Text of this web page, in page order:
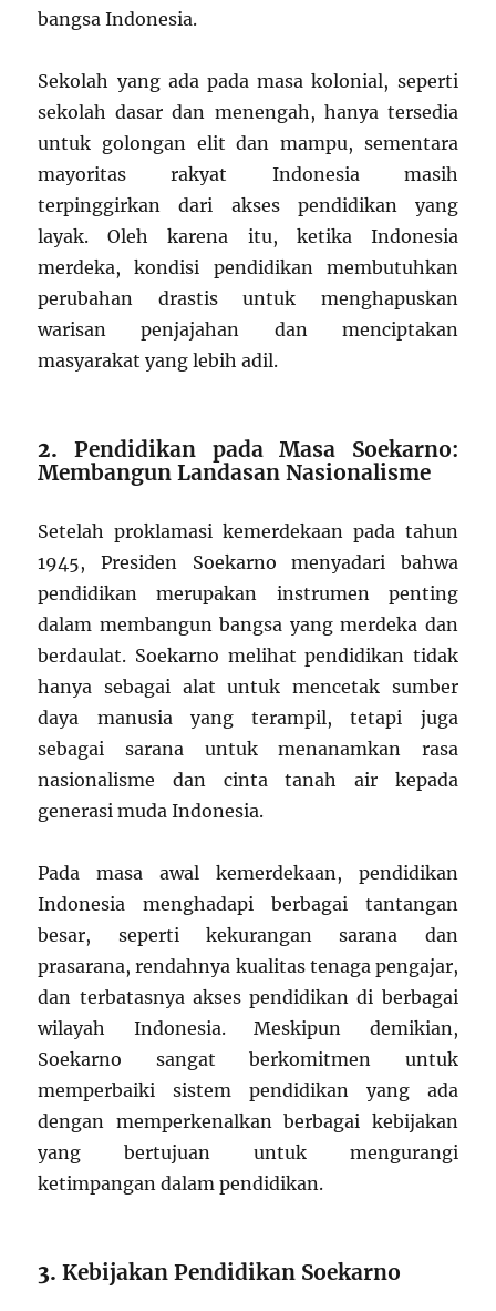
bangsa Indonesia.
Sekolah yang ada pada masa kolonial, seperti
sekolah dasar dan menengah, hanya tersedia
untuk golongan elit dan mampu, sementara
mayoritas rakyat Indonesia masih
terpinggirkan dari akses pendidikan yang
layak. Oleh karena itu, ketika Indonesia
merdeka, kondisi pendidikan membutuhkan
perubahan drastis untuk menghapuskan
warisan penjajahan dan menciptakan
masyarakat yang lebih adil.
2. Pendidikan pada Masa Soekarno:
Membangun Landasan Nasionalisme
Setelah proklamasi kemerdekaan pada tahun
1945, Presiden Soekarno menyadari bahwa
pendidikan merupakan instrumen penting
dalam membangun bangsa yang merdeka dan
berdaulat. Soekarno melihat pendidikan tidak
hanya sebagai alat untuk mencetak sumber
daya manusia yang terampil, tetapi juga
sebagai sarana untuk menanamkan rasa
nasionalisme dan cinta tanah air kepada
generasi muda Indonesia.
Pada masa awal kemerdekaan, pendidikan
Indonesia menghadapi berbagai tantangan
besar, seperti kekurangan sarana dan
prasarana, rendahnya kualitas tenaga pengajar,
dan terbatasnya akses pendidikan di berbagai
wilayah Indonesia. Meskipun demikian,
Soekarno sangat berkomitmen untuk
memperbaiki sistem pendidikan yang ada
dengan memperkenalkan berbagai kebijakan
yang bertujuan untuk mengurangi
ketimpangan dalam pendidikan.
3.Kebijakan Pendidikan Soekarno